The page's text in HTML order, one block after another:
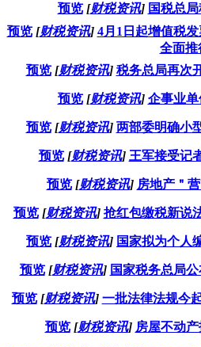
预览 [财税资讯] 国税总
预览 [财税资讯] 4月1日起增值税
全面推
预览 [财税资讯] 税务总局再次
预览 [财税资讯] 企事业
预览 [财税资讯] 两部委明确小
预览 [财税资讯] 王军接受记
预览 [财税资讯] 房地产＂
预览 [财税资讯] 抢红包缴税新说
预览 [财税资讯] 国家拟为个人
预览 [财税资讯] 国家税务总局
预览 [财税资讯] 一批法律法规今
预览 [财税资讯] 房屋不动